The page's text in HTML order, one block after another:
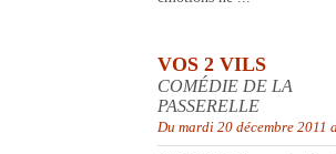
VOS 2 VILS
COMÉDIE DE LA
PASSERELLE
Du mardi 20 décembre 2011